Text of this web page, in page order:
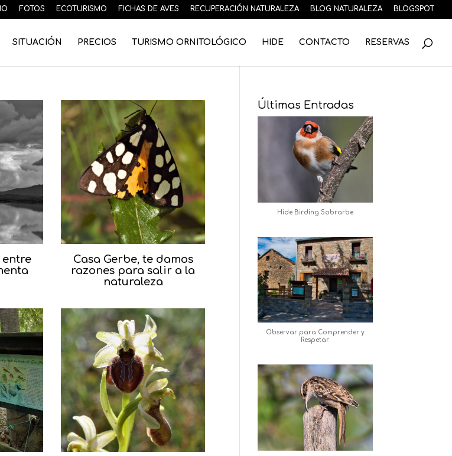
FOTOS ECOTURISMO FICHAS DE AVES RECUPERACIÓN NATURALEZA BLOG NATURALEZA BLOGSPOT
SITUACIÓN PRECIOS TURISMO ORNITOLÓGICO HIDE CONTACTO RESERVAS
entre
Casa Gerbe, te damos
razones para salir a la
naturaleza
Últimas Entradas
Hide Birding Sobrarbe
Observar para Comprender y
Respetar